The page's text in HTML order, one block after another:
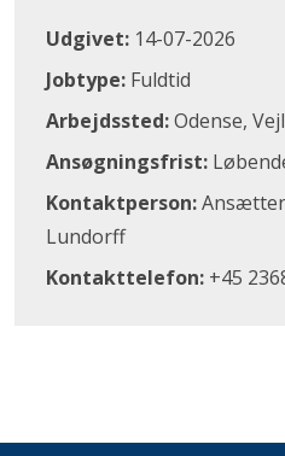
Udgivet: 14-07-2026
Jobtype: Fuldtid
Arbejdssted:Odense,
Ansøgningsfrist:
Kontaktperson:
Lundorff
Kontakttelefon: +45